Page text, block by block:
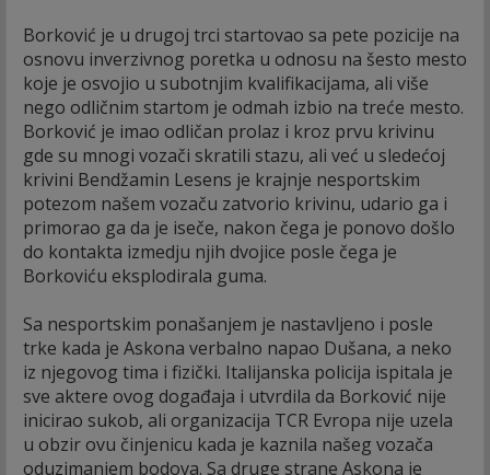
Borković je u drugoj trci startovao sa pete pozicije na
osnovu inverzivnog poretka u odnosu na šesto mesto
koje je osvojio u subotnjim kvalifikacijama, ali više
nego odličnim startom je odmah izbio na treće mesto.
Borković je imao odličan prolaz i kroz prvu krivinu
gde su mnogi vozači skratili stazu, ali već u sledećoj
krivini Bendžamin Lesens je krajnje nesportskim
potezom našem vozaču zatvorio krivinu, udario ga i
primorao ga da je iseče, nakon čega je ponovo došlo
do kontakta izmedju njih dvojice posle čega je
Borkoviću eksplodirala guma.
Sa nesportskim ponašanjem je nastavljeno i posle
trke kada je Askona verbalno napao Dušana, a neko
iz njegovog tima i fizički. Italijanska policija ispitala je
sve aktere ovog događaja i utvrdila da Borković nije
inicirao sukob, ali organizacija TCR Evropa nije uzela
u obzir ovu činjenicu kada je kaznila našeg vozača
oduzimanjem bodova. Sa druge strane Askona je